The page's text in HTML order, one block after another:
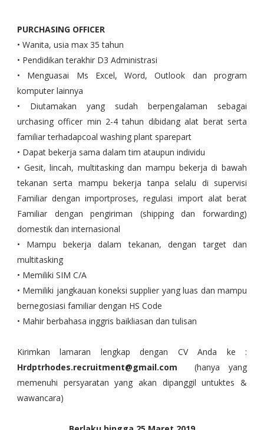
PURCHASING OFFICER
• Wanita, usia max 35 tahun
• Pendidikan terakhir D3 Administrasi
• Menguasai Ms Excel, Word, Outlook dan program
komputer lainnya
• Diutamakan yang sudah berpengalaman sebagai
urchasing officer min 2-4 tahun dibidang alat berat serta
familiar terhadapcoal washing plant sparepart
• Dapat bekerja sama dalam tim ataupun individu
• Gesit, lincah, multitasking dan mampu bekerja di bawah
tekanan serta mampu bekerja tanpa selalu di supervisi
Familiar dengan importproses, regulasi import alat berat
Familiar dengan pengiriman (shipping dan forwarding)
domestik dan internasional
• Mampu bekerja dalam tekanan, dengan target dan
multitasking
• Memiliki SIM C/A
• Memiliki jangkauan koneksi supplier yang luas dan mampu
bernegosiasi familiar dengan HS Code
• Mahir berbahasa inggris baikliasan dan tulisan
Kirimkan lamaran lengkap dengan CV Anda ke :
Hrdptrhodes.recruitment@gmail.com (hanya yang
memenuhi persyaratan yang akan dipanggil untuktes &
wawancara)